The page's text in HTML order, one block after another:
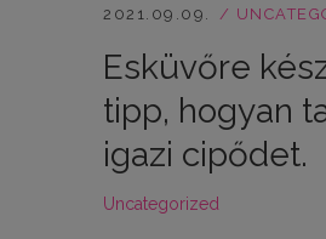
2021.09.09.
Esküvőre
tipp, hogyan
igazi cipődet.
Uncategorized